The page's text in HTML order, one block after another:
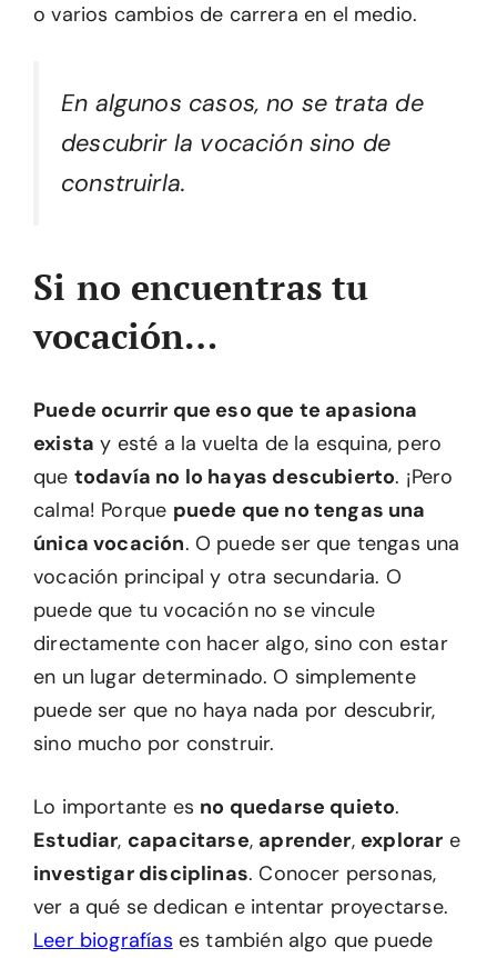
o varios cambios de carrera en el medio.
En algunos casos, no se trata de
descubrir la vocación sino de
construirla.
Si no encuentras tu
vocación…
Puede ocurrir que eso que te apasiona
exista y esté a la vuelta de la esquina, pero
que todavía no lo hayas descubierto. ¡Pero
calma! Porque puede que no tengas una
única vocación. O puede ser que tengas una
vocación principal y otra secundaria. O
puede que tu vocación no se vincule
directamente con hacer algo, sino con estar
en un lugar determinado. O simplemente
puede ser que no haya nada por descubrir,
sino mucho por construir.
Lo importante es no quedarse quieto.
Estudiar, capacitarse, aprender, explorar e
investigar disciplinas. Conocer personas,
ver a qué se dedican e intentar proyectarse.
Leer biografías es también algo que puede